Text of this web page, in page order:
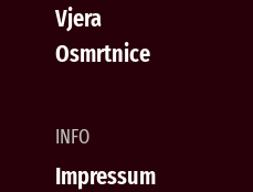
Vjera
Osmrtnice
INFO
Impressum